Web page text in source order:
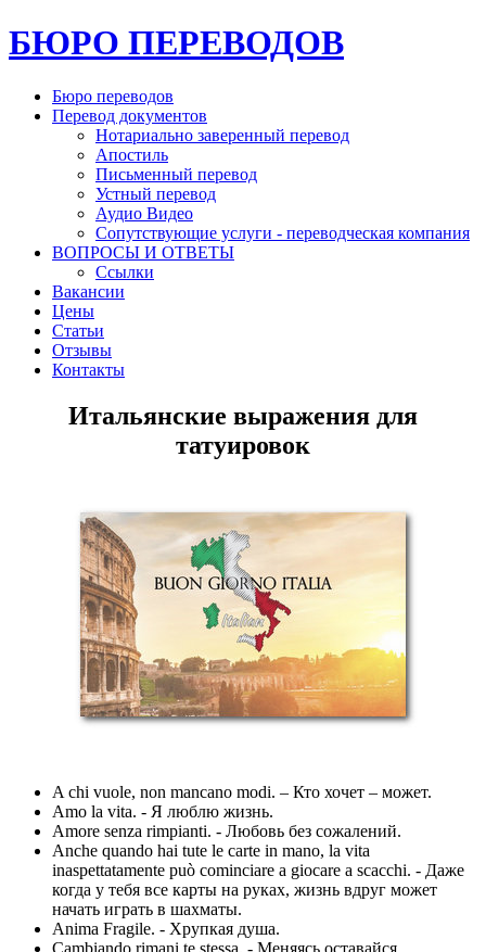
БЮРО ПЕРЕВОДОВ
Бюро переводов
Перевод документов
Нотариально заверенный перевод
Апостиль
Письменный перевод
Устный перевод
Аудио Видео
Сопутствующие услуги - переводческая компания
ВОПРОСЫ И ОТВЕТЫ
Ссылки
Вакансии
Цены
Статьи
Отзывы
Контакты
Итальянские выражения для
татуировок
A chi vuole, non mancano modi. – Кто хочет – может.
Amo la vita. - Я люблю жизнь.
Amore senza rimpianti. - Любовь без сожалений.
Anche quando hai tute le carte in mano, la vita
inaspettatamente può cominciare a giocare a scacchi. - Даже
когда у тебя все карты на руках, жизнь вдруг может
начать играть в шахматы.
Anima Fragile. - Хрупкая душа.
Cambiando rimani te stessa. - Меняясь оставайся